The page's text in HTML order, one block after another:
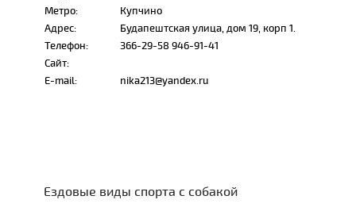
Метро:
Купчино
Адрес:
Будапештская улица, дом 19, корп 1.
Телефон:
366-29-58 946-91-41
Сайт:
E-mail:
nika213@yandex.ru
Ездовые виды спорта с собакой